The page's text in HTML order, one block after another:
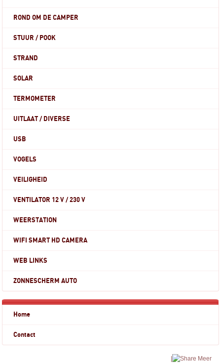
ROND OM DE CAMPER
STUUR / POOK
STRAND
SOLAR
TERMOMETER
UITLAAT / DIVERSE
USB
VOGELS
VEILIGHEID
VENTILATOR 12 V / 230 V
WEERSTATION
WIFI SMART HD CAMERA
WEB LINKS
ZONNESCHERM AUTO
Home
Contact
Meer